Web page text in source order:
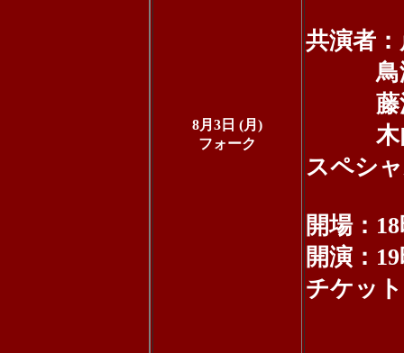
8月3日 (月)
フォーク
共演者
鳥海
藤沢
木内
スペシ
開場：
開演：
チケッ